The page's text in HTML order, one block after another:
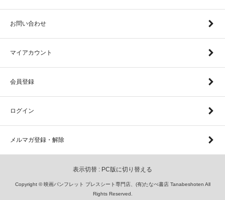
お問い合わせ
マイアカウント
会員登録
ログイン
メルマガ登録・解除
表示切替 : PC版に切り替える
Copyright © 映画パンフレット プレスシート専門店、(有)たなべ書店 Tanabeshoten All
Rights Reserved.